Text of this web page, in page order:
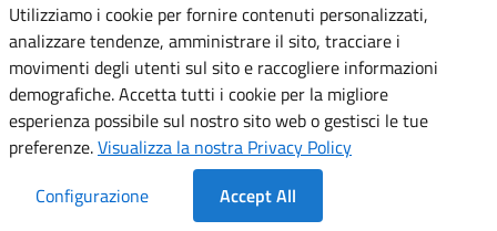
Dichiarazione di accessibilità
Informativa cookie
Utilizziamo i cookie per fornire contenuti personalizzati,
analizzare tendenze, amministrare il sito, tracciare i
movimenti degli utenti sul sito e raccogliere informazioni
demografiche. Accetta tutti i cookie per la migliore
esperienza possibile sul nostro sito web o gestisci le tue
preferenze.Visualizza la nostra Privacy Policy
Configurazione
Accept All